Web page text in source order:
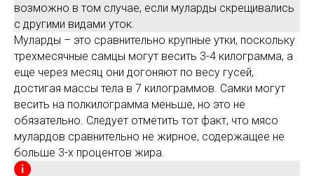
возможно в том случае, если муларды скрещивались
с другими видами уток.
Муларды – это сравнительно крупные утки, поскольку
трехмесячные самцы могут весить 3-4 килограмма, а
еще через месяц они догоняют по весу гусей,
достигая массы тела в 7 килограммов. Самки могут
весить на полкилограмма меньше, но это не
обязательно. Следует отметить тот факт, что мясо
мулардов сравнительно не жирное, содержащее не
больше 3-х процентов жира.